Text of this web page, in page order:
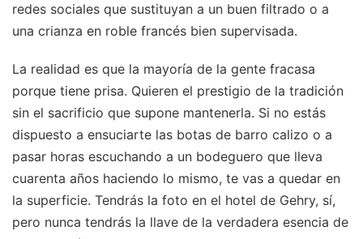
redes sociales que sustituyan a un buen filtrado o a
una crianza en roble francés bien supervisada.
La realidad es que la mayoría de la gente fracasa
porque tiene prisa. Quieren el prestigio de la tradición
sin el sacrificio que supone mantenerla. Si no estás
dispuesto a ensuciarte las botas de barro calizo o a
pasar horas escuchando a un bodeguero que lleva
cuarenta años haciendo lo mismo, te vas a quedar en
la superficie. Tendrás la foto en el hotel de Gehry, sí,
pero nunca tendrás la llave de la verdadera esencia de